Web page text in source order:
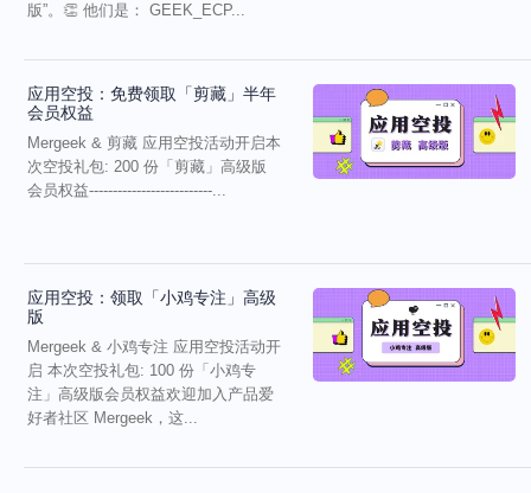
版”。👏 他们是： GEEK_ECP...
应用空投：免费领取「剪藏」半年
会员权益
Mergeek & 剪藏 应用空投活动开启本
次空投礼包: 200 份「剪藏」高级版
会员权益--------------------------...
应用空投：领取「小鸡专注」高级
版
Mergeek & 小鸡专注 应用空投活动开
启 本次空投礼包: 100 份「小鸡专
注」高级版会员权益欢迎加入产品爱
好者社区 Mergeek，这...